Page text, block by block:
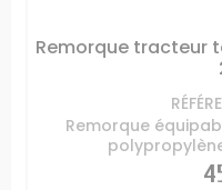
Remorque tracteur
Remorque